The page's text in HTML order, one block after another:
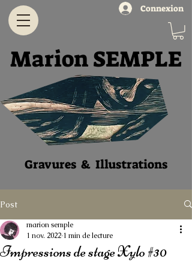
Connexion
Marion SEMPLE
Gravures & Illustrations
Post
Impressions de stage Xylo #30
marion semple
1 nov. 2022 1 min de lecture